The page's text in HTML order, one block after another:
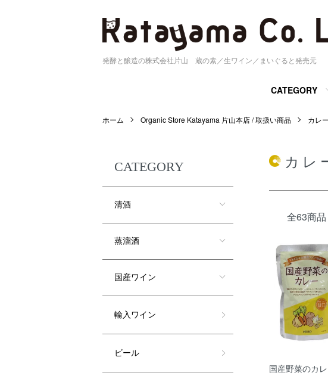
発酵と醸造の株式会社片山 蔵の素／生ワイン／まいぐると発売元
CATEGORY
ホーム Organic Store Katayama 片山本店 / 取扱い商品 カレ
カレ
全63商品
国産野菜のカ
CATEGORY
清酒
蒸溜酒
国産ワイン
輸入ワイン
ビール